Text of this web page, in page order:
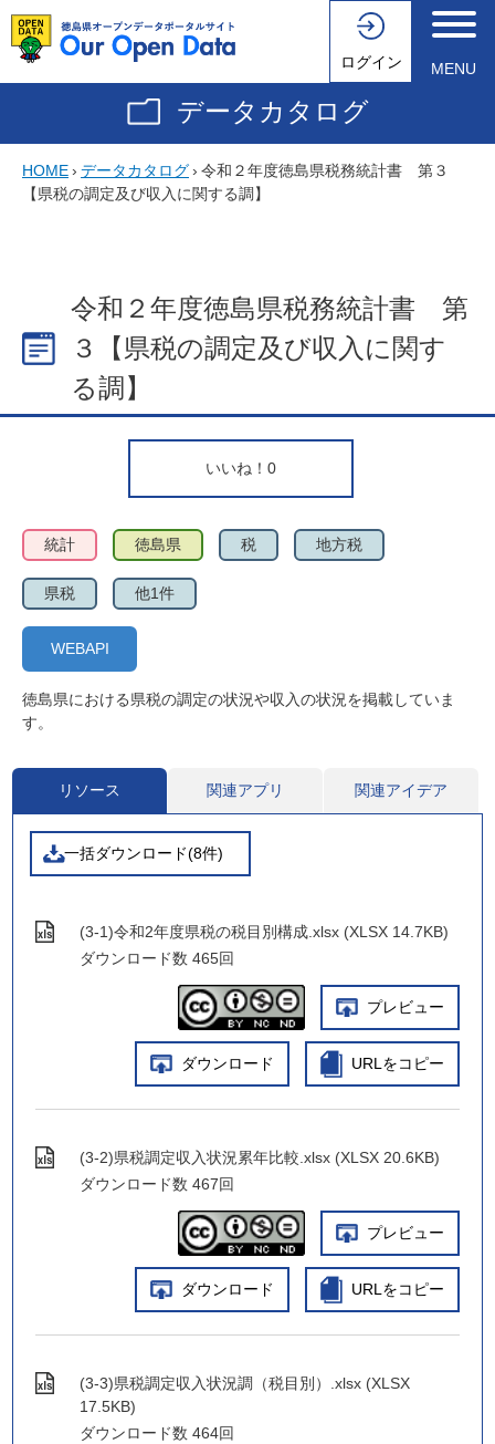
ログイン MENU
データカタログ
HOME› データカタログ› 令和２年度徳島県税務統計書 第３
【県税の調定及び収入に関する調】
令和２年度徳島県税務統計書 第
３【県税の調定及び収入に関す
る調】
いいね！ 0
統計 徳島県 税 地方税
県税 他1件
WEBAPI
徳島県における県税の調定の状況や収入の状況を掲載していま
す。
リソース 関連アプリ 関連アイデア
一括ダウンロード(8件)
(3-1)令和2年度県税の税目別構成.xlsx (XLSX 14.7KB)
ダウンロード数 465回
プレビュー
ダウンロード URLをコピー
(3-2)県税調定収入状況累年比較.xlsx (XLSX 20.6KB)
ダウンロード数 467回
プレビュー
ダウンロード URLをコピー
(3-3)県税調定収入状況調（税目別）.xlsx (XLSX
17.5KB)
ダウンロード数 464回